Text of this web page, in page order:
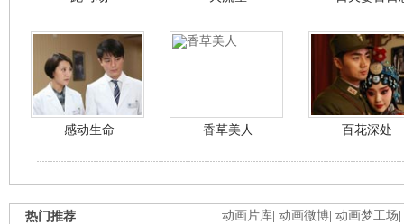
感动生命 香草美人 百花深处
动画片库 动画微博 动画梦工场
热门推荐